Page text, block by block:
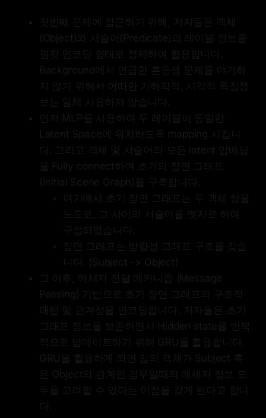
첫번째 문제에 접근하기 위해, 저자들은 객체
(Object)와 서술어(Predicate)의 레이블 정보를
원핫 인코딩 형태로 정제하여 활용합니다.
Background에서 언급한 혼동성 문제를 야기하
지 않기 위해서 어떠한 기하학적, 시각적 특징정
보는 일체 사용하지 않습니다.
먼저 MLP를 사용하여 두 레이블이 동일한
Latent Space에 위치하도록 mapping 시킵니
다. 그리고 객체 및 서술어의 모든 latent 임베딩
을 Fully connect하여 초기의 장면 그래프
(Initial Scene Graph)를 구축합니다.
여기에서 초기 장면 그래프는 두 객체 쌍을
노드로, 그 사이의 서술어를 엣지로 하여
구성되었습니다.
장면 그래프는 방향성 그래프 구조를 갖습
니다. (Subject -> Object)
그 이후, 메세지 전달 메커니즘 (Message
Passing) 기반으로 초기 장면 그래프의 구조적
패턴 및 관계성을 인코딩합니다. 저자들은 초기
그래프 정보를 보존하면서 Hidden state를 반복
적으로 업데이트하기 위해 GRU를 활용합니다.
GRU을 활용하게 되면 임의 객체가 Subject 혹
은 Object의 관계인 경우일때의 메세지 정보 모
두를 고려할 수 있다는 이점을 갖게 된다고 합니
다.